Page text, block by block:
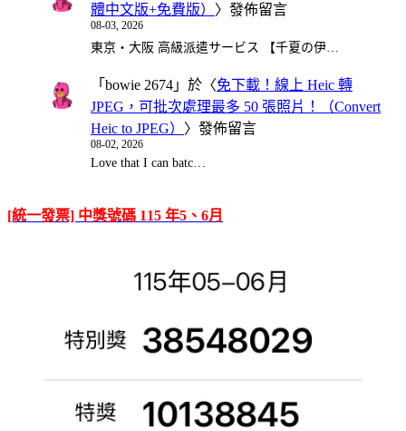
體中文版+免費版） 〉發佈留言
08-03, 2026
東京・大阪 高級派遣サービス 【千夏の伊…
「 bowie 2674 」於〈免下載！線上 Heic 轉
JPEG，可批次處理最多 50 張照片！（Convert
Heic to JPEG） 〉發佈留言
08-02, 2026
Love that I can batc…
[統一發票] 中獎號碼 115 年5、6月